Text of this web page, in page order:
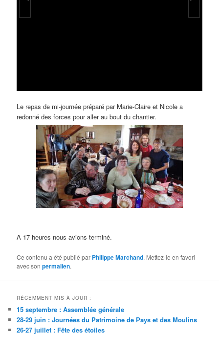
Nettoyage de la mare
Nettoyage de la mare
Nettoyage de la mare
Nettoyage de la mare
Nettoyage de la mare
Nettoyage des abords
Nettoyage des abords
Nettoyage de la mare
Nettoyage de la mare
Nettoyage de la mare
Le repas de mi-journée préparé par Marie-Claire et Nicole a
redonné des forces pour aller au bout du chantier.
À 17 heures nous avions terminé.
Ce contenu a été publié par Philippe Marchand. Mettez-le en favori
avec sonpermalien.
RÉCEMMENT MIS À JOUR :
15 septembre : Assemblée générale
28-29 juin : Journées du Patrimoine de Pays et des Moulins
26-27 juillet : Fête des étoiles